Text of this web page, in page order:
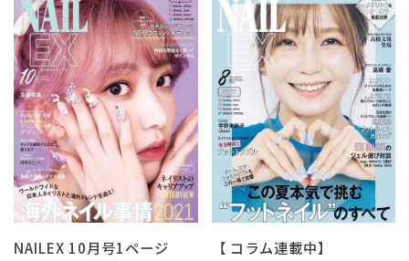
NAILEX 10月号1ページ
【 コラム連載中】